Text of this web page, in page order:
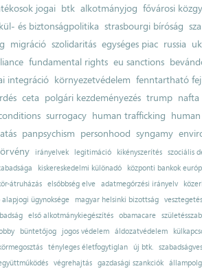
jogai btk alkotmányjog fővárosi
és biztonságpolitika strasbourgi bíróság
migráció szolidaritás egységes piac russia
fundamental rights eu sanctions
integráció környezetvédelem fenntartható
ceta polgári kezdeményezés trump nafta
surrogacy human trafficking
panpsychism personhood syngamy
irányelvek legitimáció kikényszerítés szociális
kiskereskedelmi különadó
központi bankok
átruházás
elsőbbség elve adatmegőrzési irányelv
ügynoksége
magyar helsinki bizottság
vesztegetés
első alkotmánykiegészítés obamacare
büntetőjog jogos védelem áldozatvédelem
tényleges életfogytiglan új btk.
végrehajtás gazdasági szankciók